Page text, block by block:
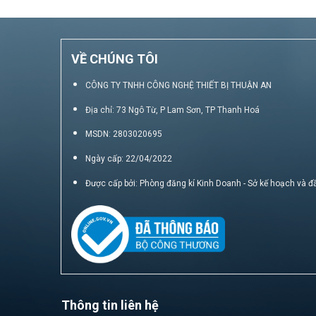
VỀ CHÚNG TÔI
CÔNG TY TNHH CÔNG NGHỆ THIẾT BỊ THUẬN AN
Địa chỉ: 73 Ngô Từ, P Lam Sơn, TP Thanh Hoá
MSDN: 2803020695
Ngày cấp: 22/04/2022
Được cấp bởi: Phòng đăng kí Kinh Doanh - Sở kế hoạch và
Thông tin liên hệ